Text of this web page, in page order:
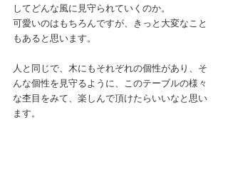
してどんな風に見守られていくのか。
可愛いのはもちろんですが、きっと大変なこと
もあると思います。
人と同じで、木にもそれぞれの個性があり、そ
んな個性を見守るように、このテーブルの様々
な杢目をみて、楽しんで頂けたらいいなと思い
ます。